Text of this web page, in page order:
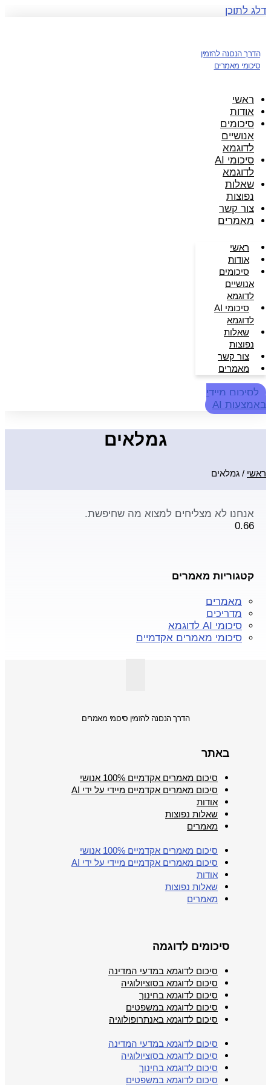
דלג לתוכן
הדרך הנכונה להזמין
סיכומי מאמרים
ראשי
אודות
סיכומים
אנושיים
לדוגמא
סיכומי AI
לדוגמא
שאלות
נפוצות
צור קשר
מאמרים
ראשי
אודות
סיכומים
אנושיים
לדוגמא
סיכומי AI
לדוגמא
שאלות
נפוצות
צור קשר
מאמרים
לסיכום מיידי
באמצעות AI
גמלאים
ראשי / גמלאים
אנחנו לא מצליחים למצוא מה שחיפשת.
קטגוריות מאמרים
מאמרים
מדריכים
סיכומי AI לדוגמא
סיכומי מאמרים אקדמיים
הדרך הנכונה להזמין סיכומי מאמרים
באתר
סיכום מאמרים אקדמיים 100% אנושי
סיכום מאמרים אקדמיים מיידי על ידי AI
אודות
שאלות נפוצות
מאמרים
סיכום מאמרים אקדמיים 100% אנושי
סיכום מאמרים אקדמיים מיידי על ידי AI
אודות
שאלות נפוצות
מאמרים
סיכומים לדוגמה
סיכום לדוגמא במדעי המדינה
סיכום לדוגמא בסוציולוגיה
סיכום לדוגמא בחינוך
סיכום לדוגמא במשפטים
סיכום לדוגמא באנתרופולוגיה
סיכום לדוגמא במדעי המדינה
סיכום לדוגמא בסוציולוגיה
סיכום לדוגמא בחינוך
סיכום לדוגמא במשפטים